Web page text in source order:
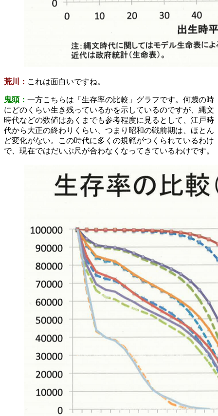
荒川： これは面白いですね。
鬼頭： 一方こちらは「生存率の比較」グラフです。何歳の時
にどのくらい生き残っているかを示しているのですが、縄文
時代などの数値はあくまでも参考程度に見るとして、江戸時
代から大正の終わりくらい、つまり昭和の戦前期は、ほとん
ど変化がない。この時代に多くの規範がつくられているわけ
で、現在ではだいぶ尺が合わなくなってきているわけです。